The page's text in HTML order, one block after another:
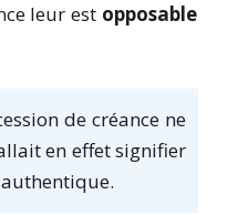
leur est opposable
de créance ne
en effet signifier